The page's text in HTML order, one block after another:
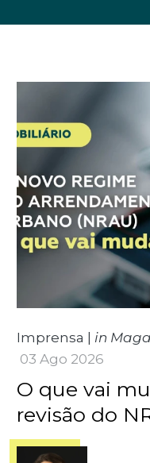
Imprensa | in
03 Ago 2026
O que vai
revisão do